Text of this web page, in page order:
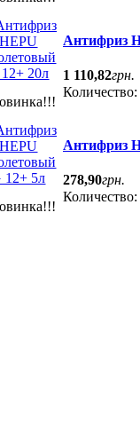
Антифриз
1 110,82грн.
Количество:
Антифриз
278,90грн.
Количество: